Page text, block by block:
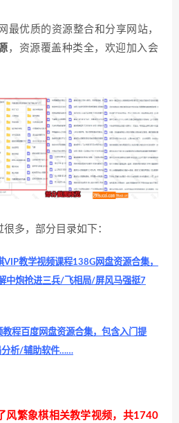
最优质的资源整合和分享网站，
，资源覆盖种类全，欢迎加入会
多，部分目录如下：
教学视频课程138G网盘资源合集，
中炮抢进三兵/飞相局/屏风马强挺7
程百度网盘资源合集，包含入门提
分析/辅助软件……
风繁象棋相关教学视频，共1740